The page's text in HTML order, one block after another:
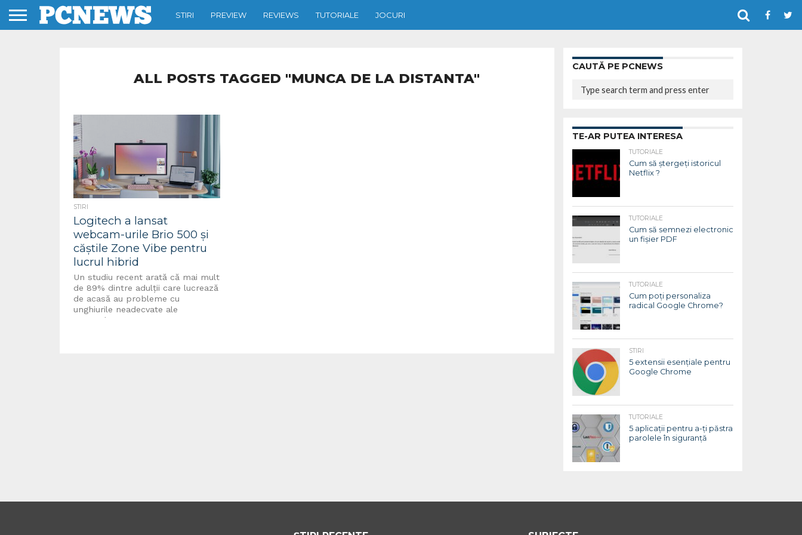
STIRI PREVIEW REVIEWS TUTORIALE JOCURI
ALL POSTS TAGGED "MUNCA DE LA DISTANTA"
STIRI
Logitech a lansat
webcam-urile Brio 500 și
căștile Zone Vibe pentru
lucrul hibrid
Un studiu recent arată că mai mult
de 89% dintre adulții care lucrează
de acasă au probleme cu
unghiurile neadecvate ale
camerelor...
CAUTĂ PE PCNEWS
TE-AR PUTEA INTERESA
TUTORIALE
Cum să ștergeți istoricul
Netflix ?
TUTORIALE
Cum să semnezi electronic
un fișier PDF
TUTORIALE
Cum poți personaliza
radical Google Chrome?
STIRI
5 extensii esențiale pentru
Google Chrome
TUTORIALE
5 aplicații pentru a-ți păstra
parolele în siguranță